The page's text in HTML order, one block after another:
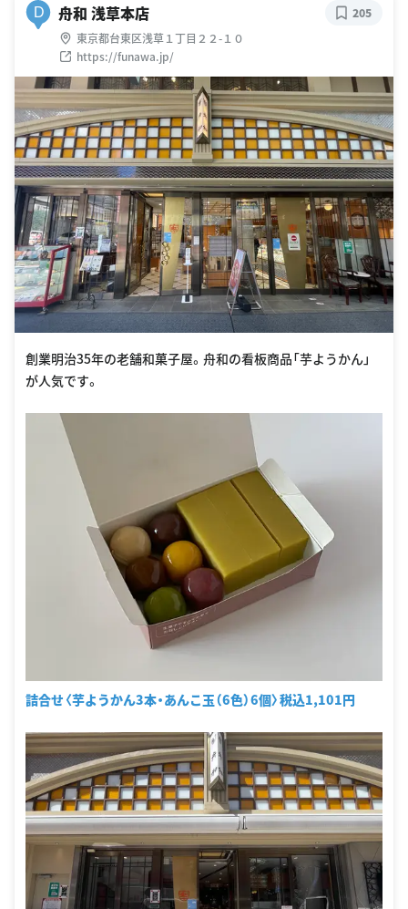
D 舟和 浅草本店
東京都台東区浅草１丁目２２-１０
https://funawa.jp/
205
創業明治35年の老舗和菓子屋。舟和の看板商品「芋ようかん」
が人気です。
詰合せ〈芋ようかん3本・あんこ玉（6色）6個〉税込1,101円